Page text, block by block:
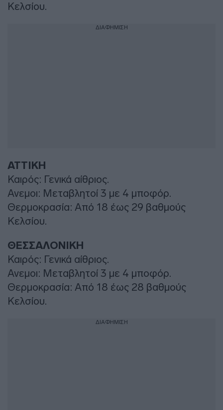
Κελσίου.
ΔΙΑΦΗΜΙΣΗ
ΑΤΤΙΚΗ
Καιρός: Γενικά αίθριος.
Ανεμοι: Μεταβλητοί 3 με 4 μποφόρ.
Θερμοκρασία: Από 18 έως 29 βαθμούς
Κελσίου.
ΘΕΣΣΑΛΟΝΙΚΗ
Καιρός: Γενικά αίθριος.
Ανεμοι: Μεταβλητοί 3 με 4 μποφόρ.
Θερμοκρασία: Από 18 έως 28 βαθμούς
Κελσίου.
ΔΙΑΦΗΜΙΣΗ